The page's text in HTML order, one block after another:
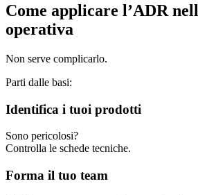
Come applicare l’ADR
operativa
Non serve complicarlo.
Parti dalle basi:
Identifica i tuoi prodotti
Sono pericolosi?
Controlla le schede tecniche.
Forma il tuo team